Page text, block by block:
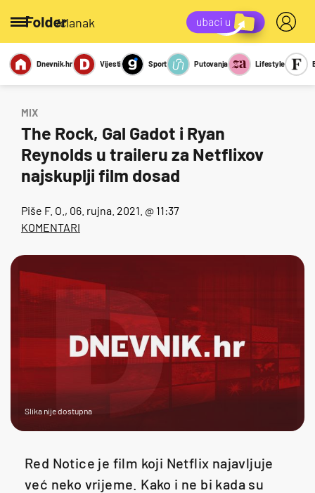
/članak
Miks Kviz
Report
Sexy
Dnevnik.hr Vijesti Sport Putovanja Lifestyle
MIX
The Rock, Gal Gadot i Ryan
Reynolds u traileru za Netflixov
najskuplji film dosad
Piše F. O. , 06. rujna. 2021. @ 11:37
KOMENTARI
Slika nije dostupna
Red Notice je film koji Netflix najavljuje
već neko vrijeme. Kako i ne bi kada su